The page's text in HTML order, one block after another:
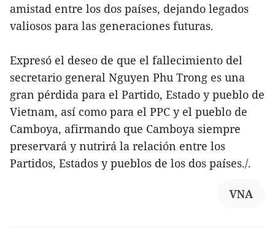
amistad entre los dos países, dejando legados
valiosos para las generaciones futuras.
Expresó el deseo de que el fallecimiento del
secretario general Nguyen Phu Trong es una
gran pérdida para el Partido, Estado y pueblo de
Vietnam, así como para el PPC y el pueblo de
Camboya, afirmando que Camboya siempre
preservará y nutrirá la relación entre los
Partidos, Estados y pueblos de los dos países./.
VNA